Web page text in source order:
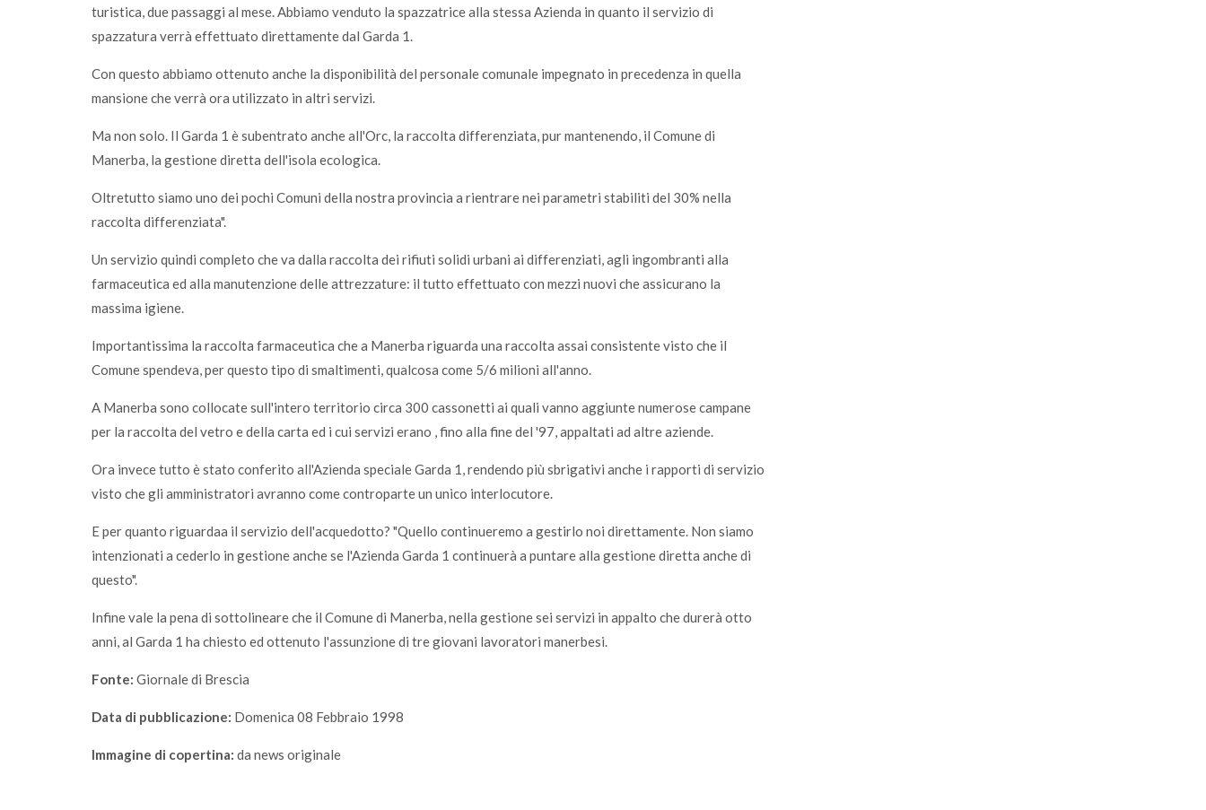
turistica, due passaggi al mese. Abbiamo venduto la spazzatrice alla stessa Azienda in quanto il servizio di
spazzatura verrà effettuato direttamente dal Garda 1.
Con questo abbiamo ottenuto anche la disponibilità del personale comunale impegnato in precedenza in quella
mansione che verrà ora utilizzato in altri servizi.
Ma non solo. Il Garda 1 è subentrato anche all'Orc, la raccolta differenziata, pur mantenendo, il Comune di
Manerba, la gestione diretta dell'isola ecologica.
Oltretutto siamo uno dei pochi Comuni della nostra provincia a rientrare nei parametri stabiliti del 30% nella
raccolta differenziata".
Un servizio quindi completo che va dalla raccolta dei rifiuti solidi urbani ai differenziati, agli ingombranti alla
farmaceutica ed alla manutenzione delle attrezzature: il tutto effettuato con mezzi nuovi che assicurano la
massima igiene.
Importantissima la raccolta farmaceutica che a Manerba riguarda una raccolta assai consistente visto che il
Comune spendeva, per questo tipo di smaltimenti, qualcosa come 5/6 milioni all'anno.
A Manerba sono collocate sull'intero territorio circa 300 cassonetti ai quali vanno aggiunte numerose campane
per la raccolta del vetro e della carta ed i cui servizi erano , fino alla fine del '97, appaltati ad altre aziende.
Ora invece tutto è stato conferito all'Azienda speciale Garda 1, rendendo più sbrigativi anche i rapporti di servizio
visto che gli amministratori avranno come controparte un unico interlocutore.
E per quanto riguardaa il servizio dell'acquedotto? "Quello continueremo a gestirlo noi direttamente. Non siamo
intenzionati a cederlo in gestione anche se l'Azienda Garda 1 continuerà a puntare alla gestione diretta anche di
questo".
Infine vale la pena di sottolineare che il Comune di Manerba, nella gestione sei servizi in appalto che durerà otto
anni, al Garda 1 ha chiesto ed ottenuto l'assunzione di tre giovani lavoratori manerbesi.
Fonte: Giornale di Brescia
Data di pubblicazione: Domenica 08 Febbraio 1998
Immagine di copertina: da news originale